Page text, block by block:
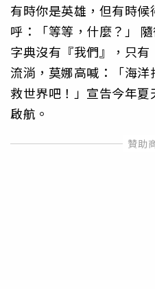
有時你是英雄，但有時
呼：「等等，什麼？」
字典沒有『我們』，只
流淌，莫娜高喊：「海
救世界吧！」宣告今年
啟航。